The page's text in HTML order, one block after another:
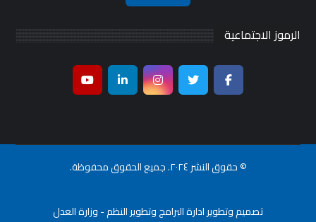
الرموز الاجتماعية
© حقوق النشر ٢٠٢٤. جميع الحقوق محفوظة.
تصميم وتطوير ادارة البرامج وتطوير النظم - وزارة العدل